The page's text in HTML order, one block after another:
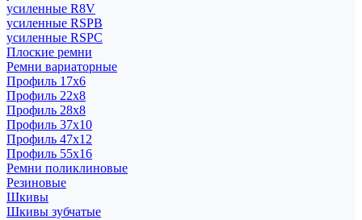
усиленные R8V
усиленные RSPB
усиленные RSPC
Плоские ремни
Ремни вариаторные
Профиль 17x6
Профиль 22x8
Профиль 28x8
Профиль 37x10
Профиль 47x12
Профиль 55x16
Ремни поликлиновые
Резиновые
Шкивы
Шкивы зубчатые